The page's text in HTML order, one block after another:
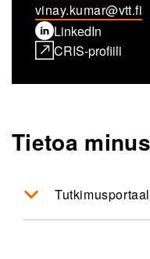
vinay.kumar@vtt.fi
LinkedIn
CRIS-profiili
Tietoa